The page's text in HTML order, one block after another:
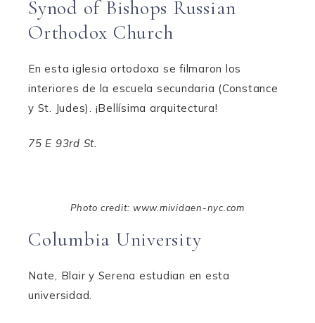
Synod of Bishops Russian
Orthodox Church
En esta iglesia ortodoxa se filmaron los
interiores de la escuela secundaria (Constance
y St. Judes). ¡Bellísima arquitectura!
75 E 93rd St.
Photo credit: www.mividaen-nyc.com
Columbia University
Nate, Blair y Serena estudian en esta
universidad.